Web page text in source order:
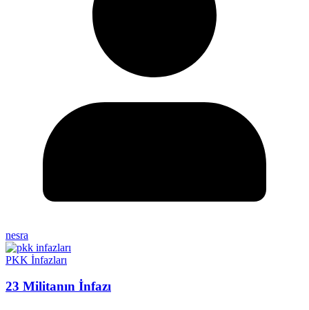
nesra
PKK İnfazları
23 Militanın İnfazı